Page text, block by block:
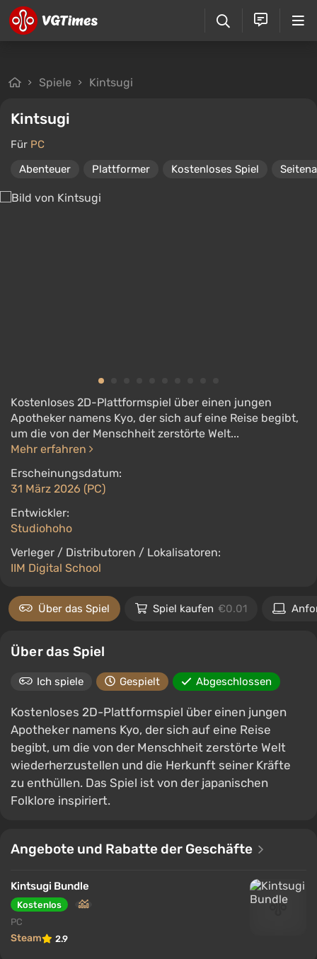
Spiele Kintsugi
Kintsugi
Für PC
Abenteuer
Plattformer Kostenloses Spiel
Kostenloses 2D-Plattformspiel über einen jungen
Apotheker namens Kyo, der sich auf eine Reise begibt,
um die von der Menschheit zerstörte Welt...
Mehr erfahren
Erscheinungsdatum:
31 März 2026 (PC)
Entwickler:
Studiohoho
Verleger / Distributoren / Lokalisatoren:
IIM Digital School
Über das Spiel Spiel kaufen €0.01
Über das Spiel
Ich spiele Gespielt Abgeschlossen
Kostenloses 2D-Plattformspiel über einen jungen
Apotheker namens Kyo, der sich auf eine Reise
begibt, um die von der Menschheit zerstörte Welt
wiederherzustellen und die Herkunft seiner Kräfte
zu enthüllen. Das Spiel ist von der japanischen
Folklore inspiriert.
Angebote und Rabatte der Geschäfte
Kintsugi Bundle
Kostenlos
PC
Steam 2.9